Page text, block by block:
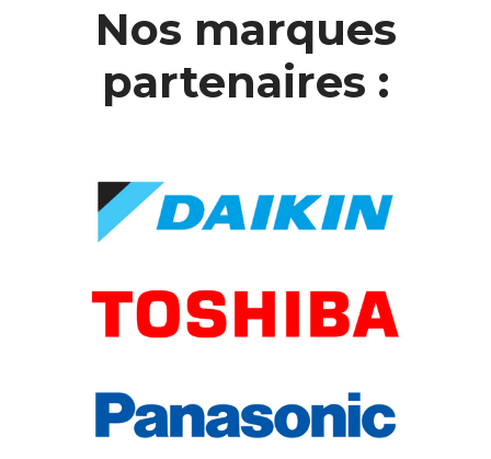
Nos marques
partenaires :